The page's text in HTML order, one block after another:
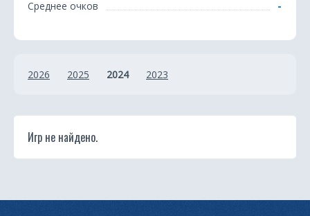
Среднее очков -
2026 2025 2024 2023
Игр не найдено.